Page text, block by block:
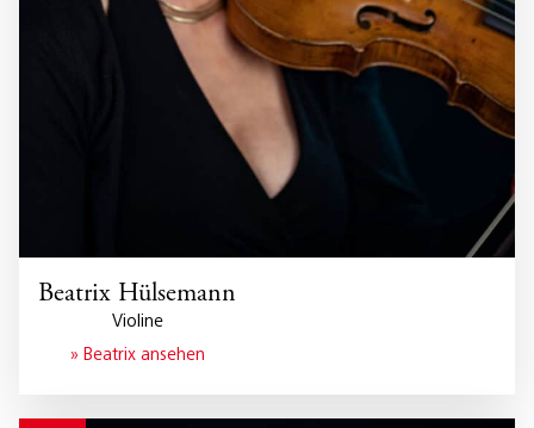
Beatrix Hülsemann
Violine
» Beatrix ansehen